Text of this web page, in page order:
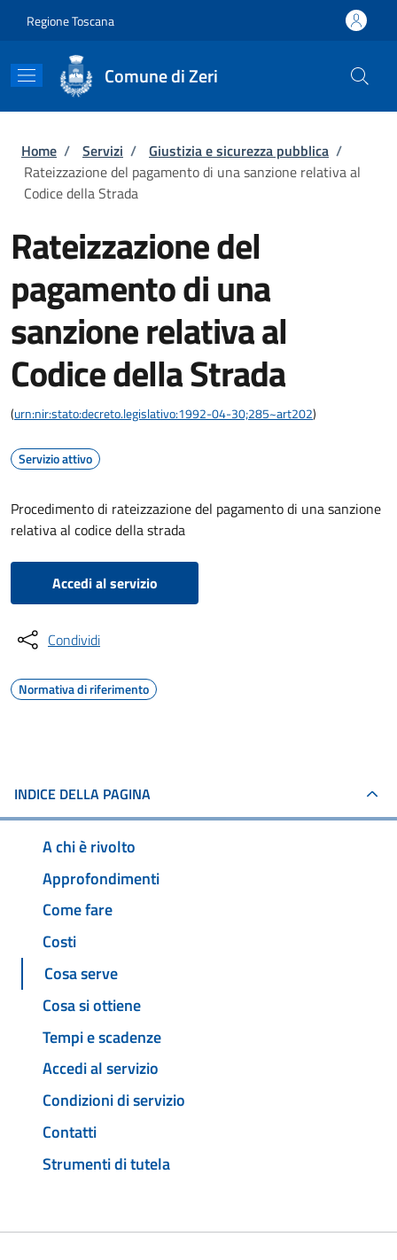
Regione Toscana
Comune di Zeri
Briciole di pane
Home / Servizi / Giustizia e sicurezza pubblica /
Rateizzazione del pagamento di una sanzione relativa al
Codice della Strada
Rateizzazione del
pagamento di una
sanzione relativa al
Codice della Strada
(urn:nir:stato:decreto.legislativo:1992-04-30;285~art202)
Servizio attivo
Procedimento di rateizzazione del pagamento di una sanzione
relativa al codice della strada
Accedi al servizio
Condividi
Normativa di riferimento
INDICE DELLA PAGINA
A chi è rivolto
Approfondimenti
Come fare
Costi
Cosa serve
Cosa si ottiene
Tempi e scadenze
Accedi al servizio
Condizioni di servizio
Contatti
Strumenti di tutela